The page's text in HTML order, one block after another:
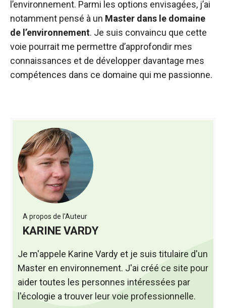
l’environnement. Parmi les options envisagées, j’ai
notamment pensé à un Master dans le domaine
de l’environnement. Je suis convaincu que cette
voie pourrait me permettre d’approfondir mes
connaissances et de développer davantage mes
compétences dans ce domaine qui me passionne.
A propos de l'Auteur
KARINE VARDY
Je m'appele Karine Vardy et je suis titulaire d'un
Master en environnement. J'ai créé ce site pour
aider toutes les personnes intéressées par
l'écologie a trouver leur voie professionnelle.